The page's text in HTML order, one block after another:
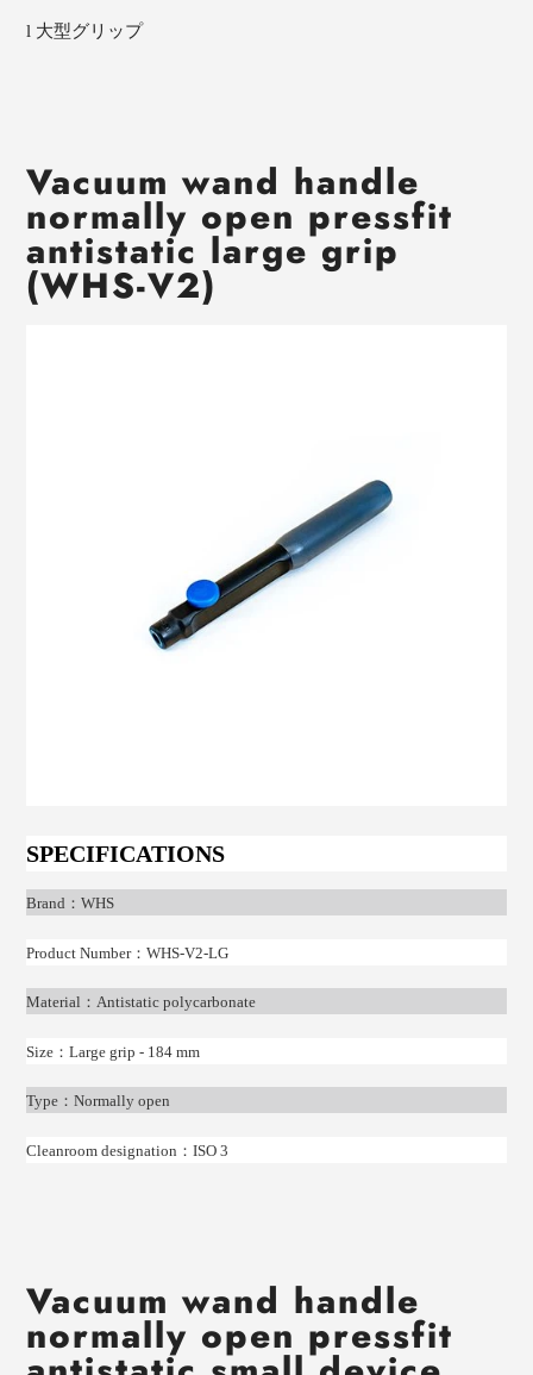
l 大型グリップ
Vacuum wand handle
normally open pressfit
antistatic large grip
(WHS-V2)
SPECIFICATIONS
Brand ： WHS
Product Number： WHS-V2-LG
Material ： Antistatic polycarbonate
Size ： Large grip - 184 mm
Type ： Normally open
Cleanroom designation ： ISO 3
Vacuum wand handle
normally open pressfit